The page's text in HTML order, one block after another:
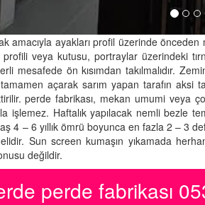
amacıyla ayakları profil üzerinde
veya kutusu, portraylar üzerindeki
mesafede ön kısımdan takılmalıdır.
açarak sarım yapan tarafın
perde fabrikası, mekan umumi
işlemez. Haftalık yapılacak nemli bezle
– 6 yıllık ömrü boyunca en fazla 2 – 3
Sun screen kumaşın yıkamada
değildir.
perde fabrikası